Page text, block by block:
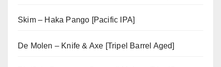
Skim – Haka Pango [Pacific IPA]
De Molen – Knife & Axe [Tripel Barrel Aged]